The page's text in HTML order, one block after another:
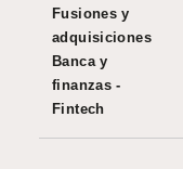
Fusiones y
adquisiciones
Banca y
finanzas -
Fintech